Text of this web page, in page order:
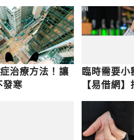
June 3, 2020
perspective for a theory of
8969079/
治療方法！讓
發寒
臨時需要
【易借網
快速到位
PR